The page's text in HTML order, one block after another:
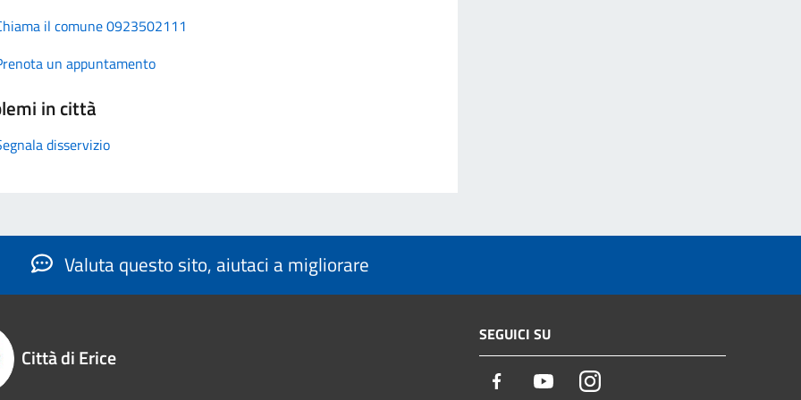
il comune 0923502111
un appuntamento
in città
disservizio
Valuta questo sito, aiutaci a migliorare
Città di Erice
SEGUICI SU
Facebook YoutubeInstagram